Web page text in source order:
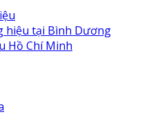
hiệu tại Bình Dương
Hồ Chí Minh